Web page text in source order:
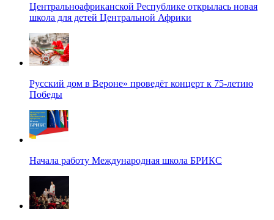
Центральноафриканской Республике открылась новая
школа для детей Центральной Африки
Русский дом в Вероне» проведёт концерт к 75-летию
Победы
Начала работу Международная школа БРИКС